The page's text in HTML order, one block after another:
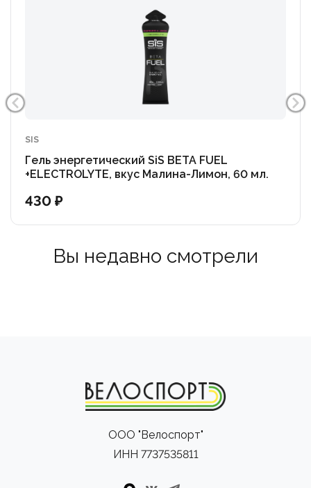
SIS
Гель энергетический SiS BETA FUEL
+ELECTROLYTE, вкус Малина-Лимон, 60 мл.
430 ₽
Вы недавно смотрели
ООО "Велоспорт"
ИНН 7737535811